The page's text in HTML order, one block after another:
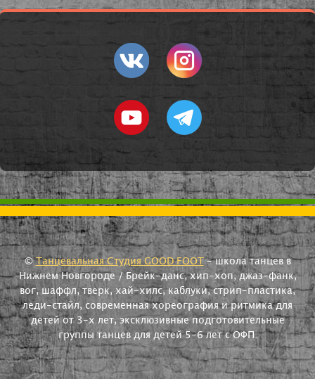
©Танцевальная Студия GOOD FOOT- школа танцев в
Нижнем Новгороде / Брейк-данс, хип-хоп, джаз-фанк,
вог, шаффл, тверк, хай-хилс, каблуки, стрип-пластика,
леди-стайл, современная хореография и ритмика для
детей от 3-х лет, эксклюзивные подготовительные
группы танцев для детей 5-6 лет с ОФП.